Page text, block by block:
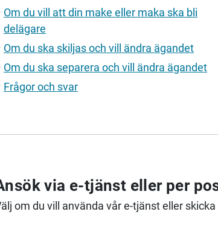
Om du vill att din make eller maka ska bli
delägare
Om du ska skiljas och vill ändra ägandet
Om du ska separera och vill ändra ägandet
Frågor och svar
via e-tjänst eller per
om du vill använda vår e-tjänst eller